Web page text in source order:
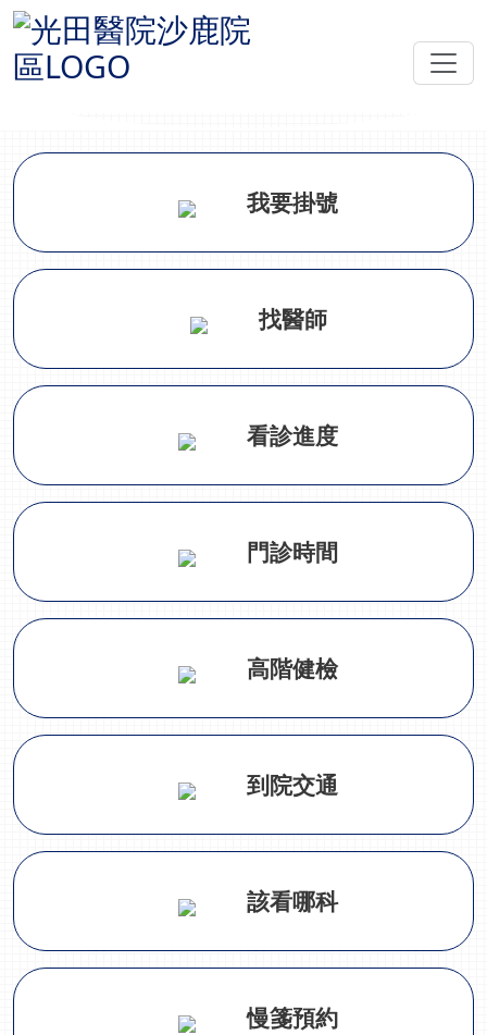
我要掛號
找醫師
看診進度
門診時間
高階健檢
到院交通
該看哪科
慢箋預約